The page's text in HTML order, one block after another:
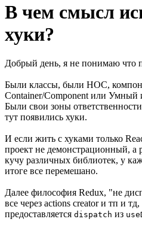
В чем смысл
хуки?
Добрый день, я не понимаю что
Были классы, были HOC,
Container/Component или Умный
Были свои зоны
тут появились хуки.
И если жить с хуками только
проект не демонстрационный, а
кучу различных библиотек, у
итоге все перемешано.
Далее философия Redux, "не
все через actions creator и тп и
предоставляется dispatch из